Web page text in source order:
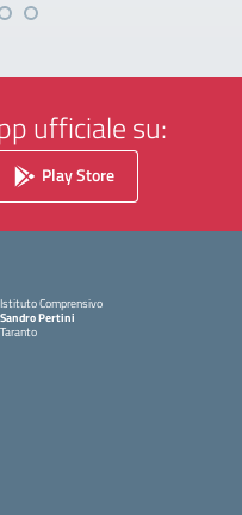
ufficiale su:
Play Store
Istituto Comprensivo
Sandro Pertini
Taranto